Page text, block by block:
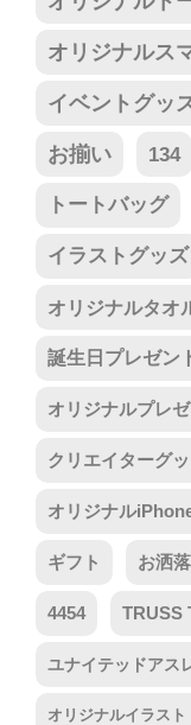
オリジナルス
イベントグッ
お揃い 134
トートバッグ
イラストグッズ
オリジナルタオ
誕生日プレゼン
オリジナルプレゼ
クリエイターグ
オリジナル
ギフト お洒落
4454 TRUSS
ユナイテッドアス
オリジナルイラス